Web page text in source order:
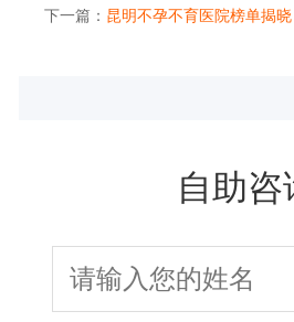
下一篇： 昆明不孕不育医院榜单揭
自助咨